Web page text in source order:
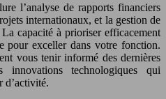
l’analyse de rapports financiers
internationaux, et la gestion de
capacité à prioriser efficacement
pour exceller dans votre fonction.
vous tenir informé des dernières
technologiques qui
d’activité.